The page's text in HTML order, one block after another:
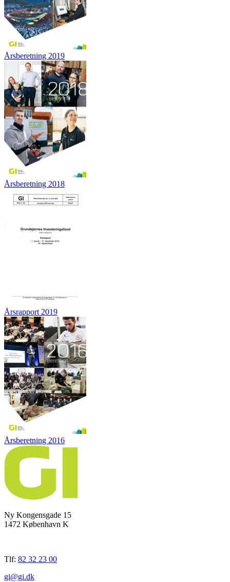
Årsberetning 2019
Årsberetning 2018
Årsrapport 2019
Årsberetning 2016
Ny Kongensgade 15
1472 København K
Tlf: 82 32 23 00
gi@gi.dk